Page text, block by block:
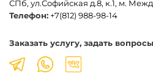
СПб, ул.Софийская д.8, к.1, м.
Телефон: +7(812) 988-98-14
Заказать услугу, задать